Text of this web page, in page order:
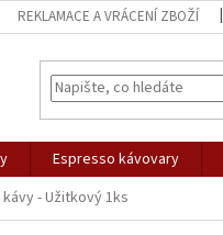
REKLAMACE A VRÁCENÍ ZBOŽÍ
Espresso kávovary
- Užitkový 1ks